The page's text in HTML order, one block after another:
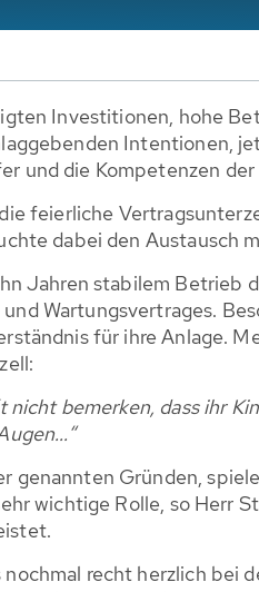
Investitionen, hohe
Intentionen,
und die Kompetenzen
feierliche
dabei den Austausch
Jahren stabilem Betrieb
Wartungsvertrages.
für ihre Anlage.
nicht bemerken, dass ihr
genannten Gründen,
wichtige Rolle, so Herr
recht herzlich bei